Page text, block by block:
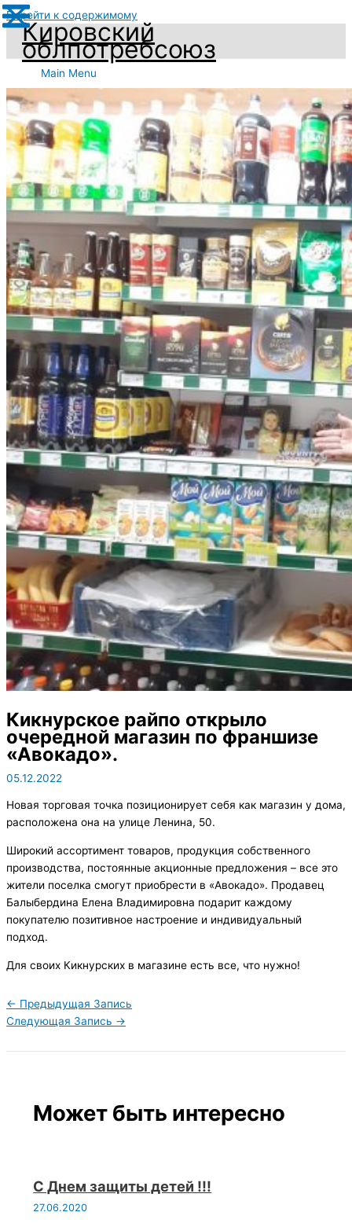
Перейти к содержимому
Кировский
облпотребсоюз
Main Menu
Кикнурское райпо открыло
очередной магазин по франшизе
«Авокадо».
05.12.2022
Новая торговая точка позиционирует себя как магазин у дома,
расположена она на улице Ленина, 50.
Широкий ассортимент товаров, продукция собственного
производства, постоянные акционные предложения – все это
жители поселка смогут приобрести в «Авокадо». Продавец
Балыбердина Елена Владимировна подарит каждому
покупателю позитивное настроение и индивидуальный
подход.
Для своих Кикнурских в магазине есть все, что нужно!
← Предыдущая Запись
Следующая Запись →
Может быть интересно
С Днем защиты детей !!!
27.06.2020